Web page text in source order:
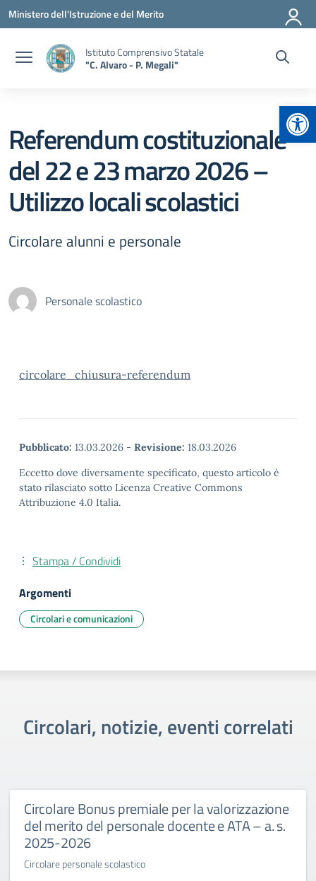
Vai ai contenuti
Vai al menu di navigazione
Vai al footer
Ministero dell'Istruzione e del Merito
Istituto Comprensivo Statale
"C. Alvaro - P. Megali"
Referendum costituzionale
del 22 e 23 marzo 2026 –
Utilizzo locali scolastici
Circolare alunni e personale
Personale scolastico
circolare_chiusura-referendum
Pubblicato: 13.03.2026 - Revisione: 18.03.2026
Eccetto dove diversamente specificato, questo articolo è
stato rilasciato sotto Licenza Creative Commons
Attribuzione 4.0 Italia.
Stampa / Condividi
Argomenti
Circolari e comunicazioni
Circolari, notizie, eventi correlati
Circolare Bonus premiale per la valorizzazione
del merito del personale docente e ATA – a. s.
2025-2026
Circolare personale scolastico